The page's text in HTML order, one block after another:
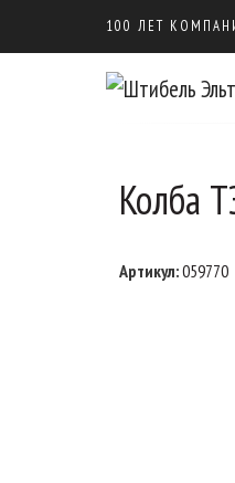
100 ЛЕТ
Колба
Артикул:059770